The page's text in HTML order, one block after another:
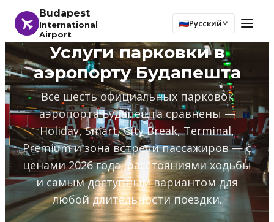
Budapest
International
Airport
Русский
Услуги парковки в
аэропорту Будапешта
Все шесть официальных парковок
аэропорта Будапешта сравнены —
Holiday, Smart, City Break, Terminal,
Premium и зона встречи пассажиров — с
ценами 2026 года, расстояниями ходьбы
и самым доступным вариантом для
любой длительности поездки.